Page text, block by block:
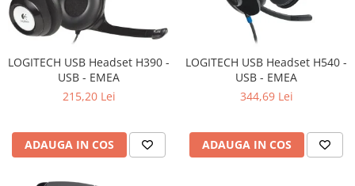
Cloud si Aplicatii SaaS
Sisteme Videoconferinta
Securitate Date
LOGITECH USB Headset H390 -
USB - EMEA
215,20 Lei
ADAUGA IN COS
LOGITECH USB Headset H540 -
USB - EMEA
344,69 Lei
ADAUGA IN COS